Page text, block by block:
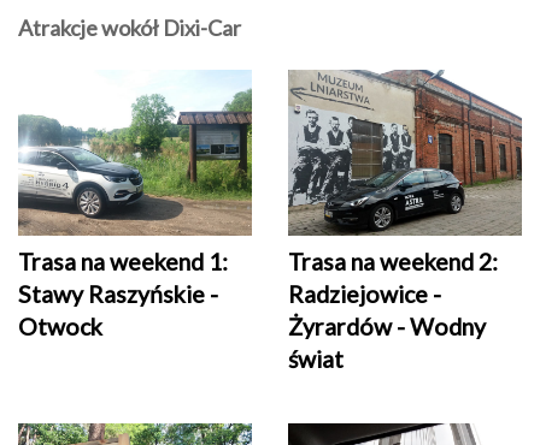
Atrakcje wokół Dixi-Car
Trasa na weekend 1:
Stawy Raszyńskie -
Otwock
Trasa na weekend 2:
Radziejowice -
Żyrardów - Wodny
świat